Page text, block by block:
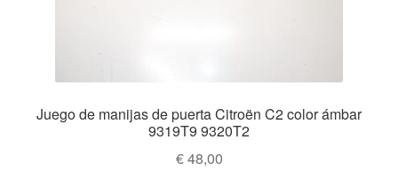
Juego de manijas de puerta Citroën C2 color ámbar
9319T9 9320T2
€48,00